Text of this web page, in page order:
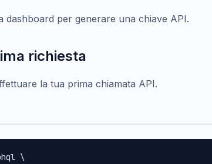
dashboard per generare una chiave API.
richiesta
la tua prima chiamata API.
\